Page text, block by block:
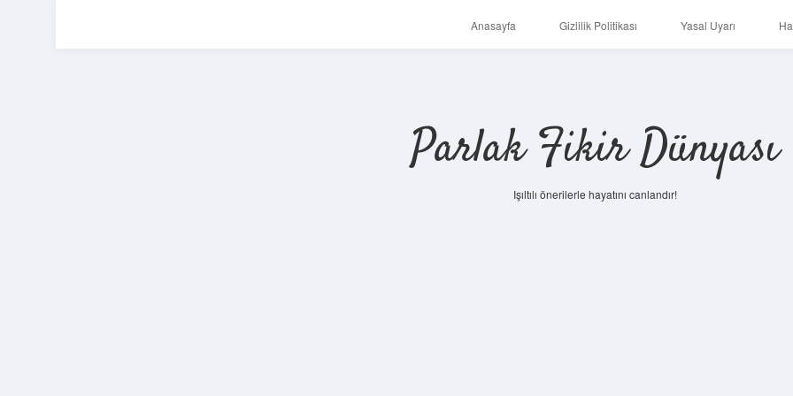
Anasayfa Gizlilik Politikası Yasal Uyarı
Parlak Fikir Dünyası
Işıltılı önerilerle hayatını canlandır!